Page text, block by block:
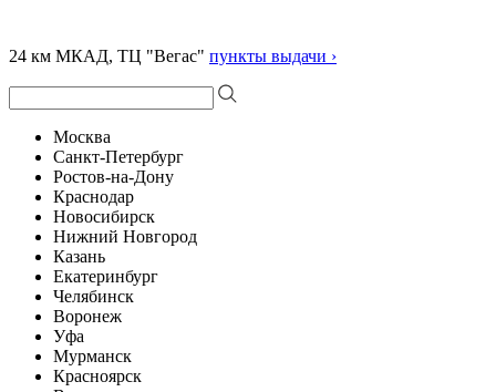
24 км МКАД, ТЦ "Вегас" пункты выдачи ›
Москва
Санкт-Петербург
Ростов-на-Дону
Краснодар
Новосибирск
Нижний Новгород
Казань
Екатеринбург
Челябинск
Воронеж
Уфа
Мурманск
Красноярск